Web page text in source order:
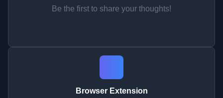
Be the first to share your thoughts!
Browser Extension